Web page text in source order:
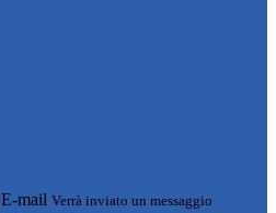
E-mail Verrà inviato un messaggio